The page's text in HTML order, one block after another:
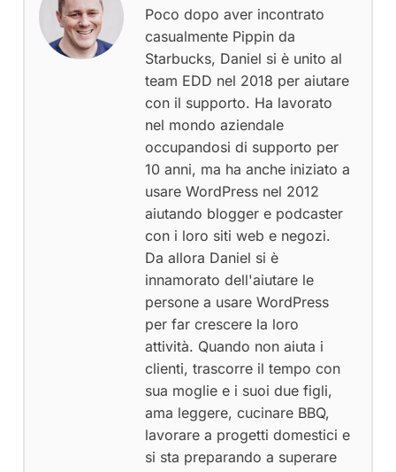
Poco dopo aver incontrato
casualmente Pippin da
Starbucks, Daniel si è unito al
team EDD nel 2018 per aiutare
con il supporto. Ha lavorato
nel mondo aziendale
occupandosi di supporto per
10 anni, ma ha anche iniziato a
usare WordPress nel 2012
aiutando blogger e podcaster
con i loro siti web e negozi.
Da allora Daniel si è
innamorato dell'aiutare le
persone a usare WordPress
per far crescere la loro
attività. Quando non aiuta i
clienti, trascorre il tempo con
sua moglie e i suoi due figli,
ama leggere, cucinare BBQ,
lavorare a progetti domestici e
si sta preparando a superare